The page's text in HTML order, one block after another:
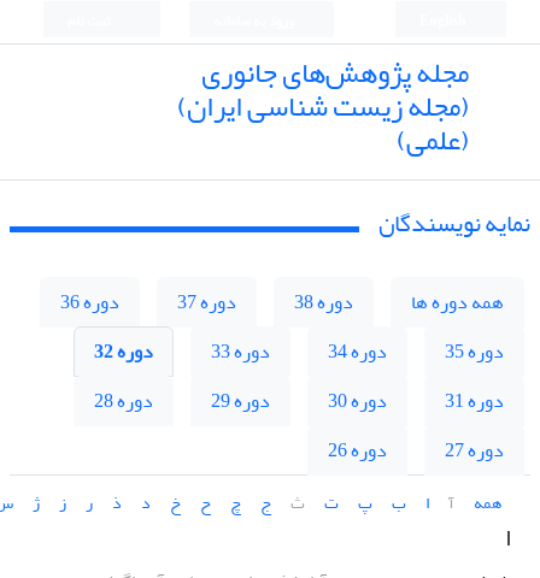
مجله پژوهش‌های جانوری
(مجله زیست شناسی ایران)
(علمی)
نمایه نویسندگان
همه دوره ها دوره 38 دوره 37
دوره 36
دوره 35
دوره 34 دوره 33
دوره 32
دوره 31
دوره 30 دوره 29
دوره 28
دوره 27
دوره 26
همه آ ا ب پ ت ث ج چ ح خ د ذ ر ز ژ
ا